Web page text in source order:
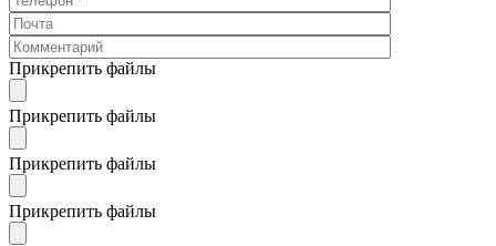
Прикрепить файлы
Прикрепить файлы
Прикрепить файлы
Прикрепить файлы